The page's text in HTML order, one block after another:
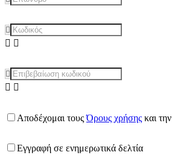
Αποδέχομαι τουςΌρους χρήσης και την
Εγγραφή σε ενημερωτικά δελτία